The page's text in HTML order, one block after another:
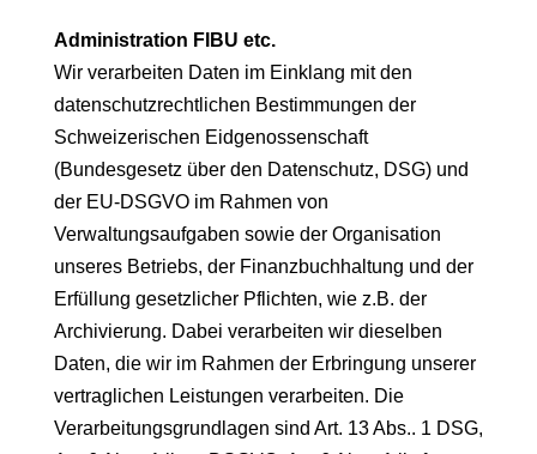
Administration FIBU etc.
Wir verarbeiten Daten im Einklang mit den
datenschutzrechtlichen Bestimmungen der
Schweizerischen Eidgenossenschaft
(Bundesgesetz über den Datenschutz, DSG) und
der EU-DSGVO im Rahmen von
Verwaltungsaufgaben sowie der Organisation
unseres Betriebs, der Finanzbuchhaltung und der
Erfüllung gesetzlicher Pflichten, wie z.B. der
Archivierung. Dabei verarbeiten wir dieselben
Daten, die wir im Rahmen der Erbringung unserer
vertraglichen Leistungen verarbeiten. Die
Verarbeitungsgrundlagen sind Art. 13 Abs.. 1 DSG,